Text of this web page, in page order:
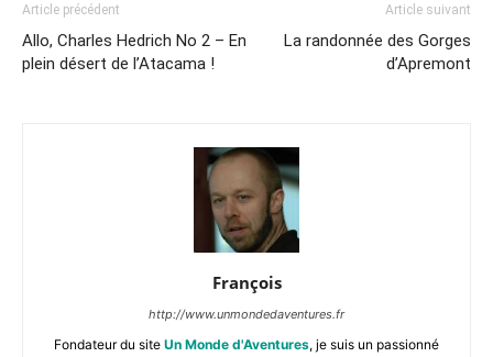
Article précédent
Allo, Charles Hedrich No 2 – En
plein désert de l’Atacama !
Article suivant
La randonnée des Gorges
d’Apremont
François
http://www.unmondedaventures.fr
Fondateur du site Un Monde d'Aventures, je suis un passionné